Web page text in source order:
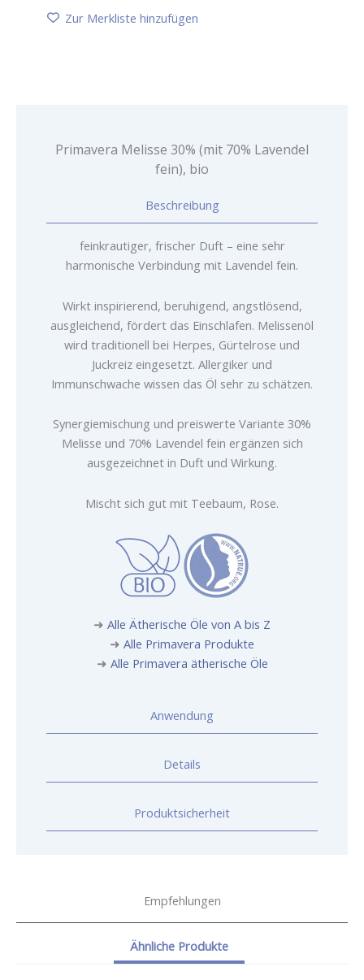
70%Zur Merkliste hinzufügen
Primavera Melisse 30% (mit 70% Lavendel
fein), bio
Beschreibung
feinkrautiger, frischer Duft – eine sehr
harmonische Verbindung mit Lavendel fein.
Wirkt inspirierend, beruhigend, angstlösend,
ausgleichend, fördert das Einschlafen. Melissenöl
wird traditionell bei Herpes, Gürtelrose und
Juckreiz eingesetzt. Allergiker und
Immunschwache wissen das Öl sehr zu schätzen.
Synergiemischung und preiswerte Variante 30%
Melisse und 70% Lavendel fein ergänzen sich
ausgezeichnet in Duft und Wirkung.
Mischt sich gut mit Teebaum, Rose.
➜ Alle Ätherische Öle von A bis Z
➜ Alle Primavera Produkte
➜ Alle Primavera ätherische Öle
Anwendung
Details
Produktsicherheit
Empfehlungen
Ähnliche Produkte